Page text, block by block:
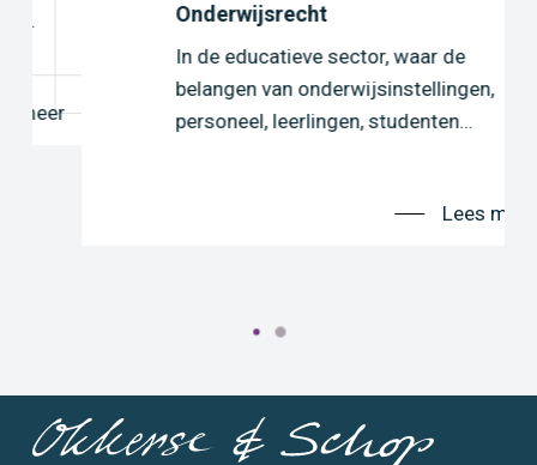
Onderwijsrecht
In de educatieve sector, waar de
belangen van onderwijsinstellingen,
personeel, leerlingen, studenten…
Lees meer